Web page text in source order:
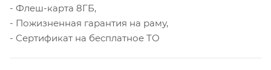
- Флеш-карта 8ГБ,
- Пожизненная гарантия на раму,
- Сертификат на бесплатное ТО